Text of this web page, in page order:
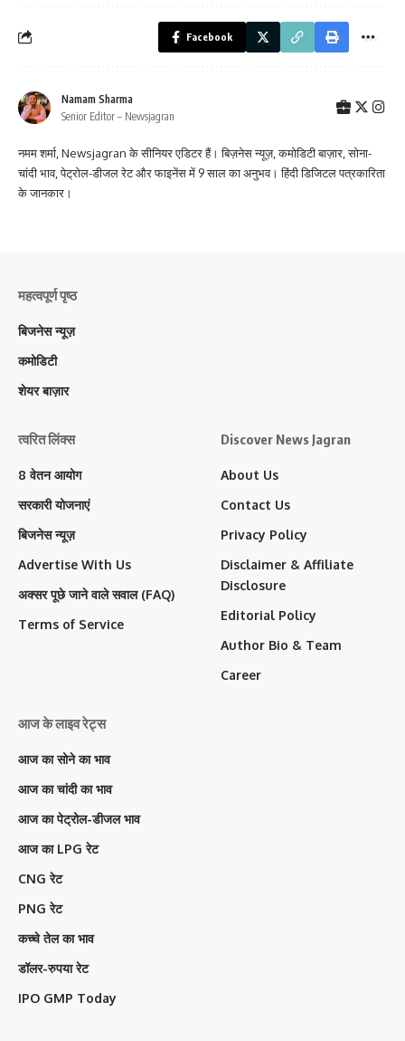
Facebook
Namam Sharma
Senior Editor – Newsjagran
नमम शर्मा, Newsjagran के सीनियर एडिटर हैं। बिज़नेस न्यूज़, कमोडिटी बाज़ार, सोना-
चांदी भाव, पेट्रोल-डीजल रेट और फाइनेंस में 9 साल का अनुभव। हिंदी डिजिटल पत्रकारिता
के जानकार।
महत्वपूर्ण पृष्ठ
बिजनेस न्यूज़
कमोडिटी
शेयर बाज़ार
त्वरित लिंक्स
8 वेतन आयोग
सरकारी योजनाएं
बिजनेस न्यूज़
Advertise With Us
अक्सर पूछे जाने वाले सवाल (FAQ)
Terms of Service
Discover News Jagran
About Us
Contact Us
Privacy Policy
Disclaimer & Affiliate
Disclosure
Editorial Policy
Author Bio & Team
Career
आज के लाइव रेट्स
आज का सोने का भाव
आज का चांदी का भाव
आज का पेट्रोल-डीजल भाव
आज का LPG रेट
CNG रेट
PNG रेट
कच्चे तेल का भाव
डॉलर-रुपया रेट
IPO GMP Today